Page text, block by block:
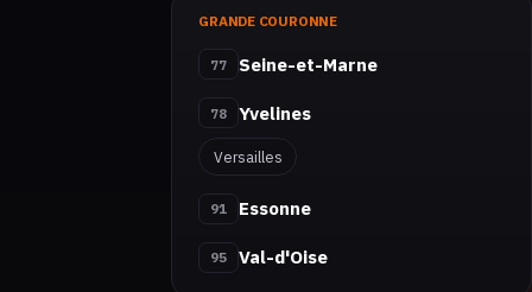
GRANDE COURONNE
77 Seine-et-Marne
78 Yvelines
Versailles
91 Essonne
95 Val-d'Oise